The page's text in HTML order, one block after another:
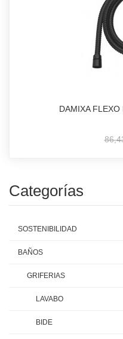
DAMIXA FLEXO
Categorías
SOSTENIBILIDAD
BAÑOS
GRIFERIAS
LAVABO
BIDE